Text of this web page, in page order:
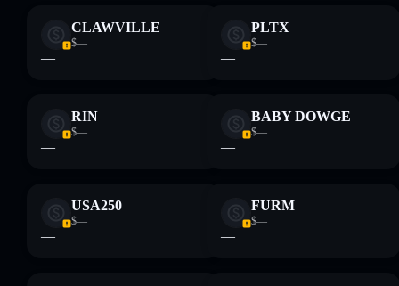
CLAWVILLE
$—
—
PLTX
$—
—
RIN
$—
—
BABY DOWGE
$—
—
USA250
$—
—
FURM
$—
—